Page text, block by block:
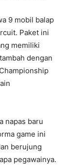
9 mobil balap
Paket ini
memiliki
dengan
napas baru
game ini
berujung
pegawainya.